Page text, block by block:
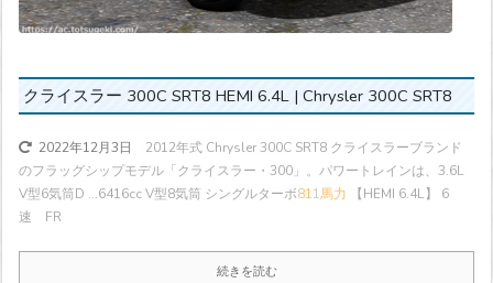
クライスラー 300C SRT8 HEMI 6.4L | Chrysler 300C SRT8
2022年12月3日
2012年式 Chrysler 300C SRT8 クライスラーブランド
のフラッグシップモデル「クライスラー・300」。パワートレインは、3.6L
V型6気筒D ...6416cc V型8気筒 シングルターボ811馬力 【HEMI 6.4L】 6
速 FR
続きを読む